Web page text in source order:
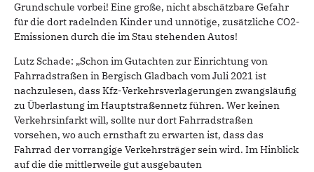
Grundschule vorbei! Eine große, nicht abschätzbare Gefahr
für die dort radelnden Kinder und unnötige, zusätzliche CO2-
Emissionen durch die im Stau stehenden Autos!
Lutz Schade: „Schon im Gutachten zur Einrichtung von
Fahrradstraßen in Bergisch Gladbach vom Juli 2021 ist
nachzulesen, dass Kfz-Verkehrsverlagerungen zwangsläufig
zu Überlastung im Hauptstraßennetz führen. Wer keinen
Verkehrsinfarkt will, sollte nur dort Fahrradstraßen
vorsehen, wo auch ernsthaft zu erwarten ist, dass das
Fahrrad der vorrangige Verkehrsträger sein wird. Im Hinblick
auf die die mittlerweile gut ausgebauten